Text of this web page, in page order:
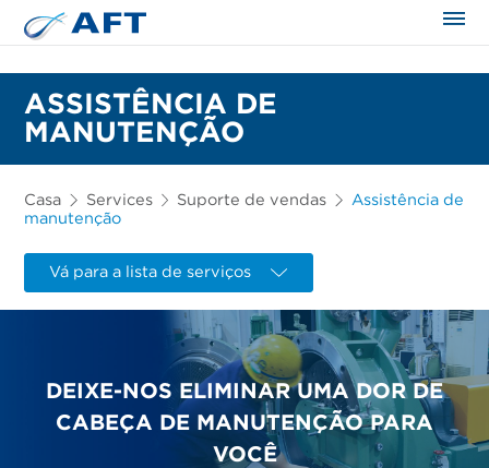
ASSISTÊNCIA DE
MANUTENÇÃO
Casa Services Suporte de vendas
Assistência de
manutenção
Vá para a lista de serviços
DEIXE-NOS ELIMINAR UMA DOR DE
CABEÇA DE MANUTENÇÃO PARA
VOCÊ